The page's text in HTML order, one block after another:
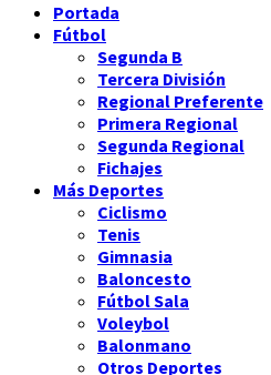
Portada
Fútbol
Segunda B
Tercera División
Regional Preferente
Primera Regional
Segunda Regional
Fichajes
Más Deportes
Ciclismo
Tenis
Gimnasia
Baloncesto
Fútbol Sala
Voleybol
Balonmano
Otros Deportes